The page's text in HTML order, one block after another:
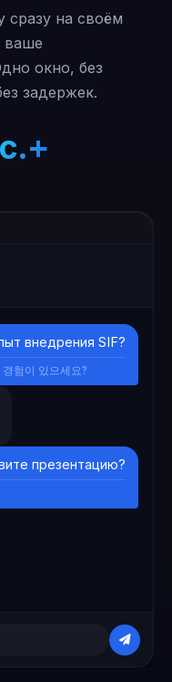
сразу на своём
ваше
окно, без
задержек.
внедрения SIF?
험이 있으세요?
презентацию?